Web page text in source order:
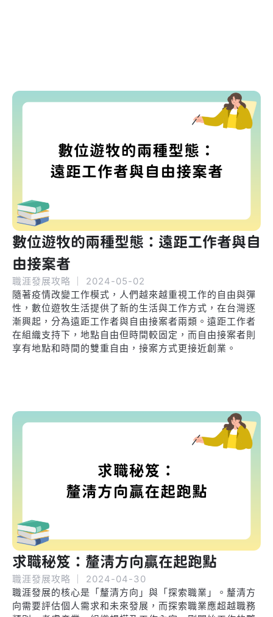
數位遊牧的兩種型態：遠距工作者與自
由接案者
職涯發展攻略
2024-05-02
隨著疫情改變工作模式，人們越來越重視工作的自由與彈
性，數位遊牧生活提供了新的生活與工作方式，在台灣逐
漸興起，分為遠距工作者與自由接案者兩類。遠距工作者
在組織支持下，地點自由但時間較固定，而自由接案者則
享有地點和時間的雙重自由，接案方式更接近創業。
求職秘笈：釐清方向贏在起跑點
職涯發展攻略
2024-04-30
職涯發展的核心是「釐清方向」與「探索職業」。釐清方
向需要評估個人需求和未來發展，而探索職業應超越職務